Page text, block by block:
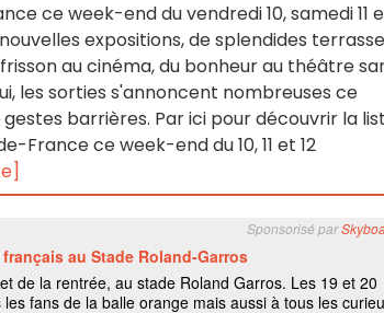
ce week-end du vendredi 10, samedi 11
expositions, de splendides
au cinéma, du bonheur au théâtre
les sorties s'annoncent nombreuses ce
barrières. Par ici pour découvrir la
France ce week-end du 10, 11 et 12